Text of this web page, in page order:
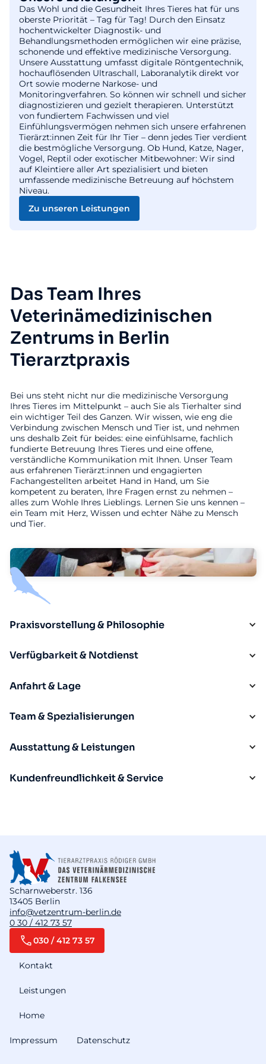
Das Wohl und die Gesundheit Ihres Tieres hat für uns
oberste Priorität – Tag für Tag! Durch den Einsatz
hochentwickelter Diagnostik- und
Behandlungsmethoden ermöglichen wir eine präzise,
schonende und effektive medizinische Versorgung.
Unsere Ausstattung umfasst digitale Röntgentechnik,
hochauflösenden Ultraschall, Laboranalytik direkt vor
Ort sowie moderne Narkose- und
Monitoringverfahren. So können wir schnell und sicher
diagnostizieren und gezielt therapieren. Unterstützt
von fundiertem Fachwissen und viel
Einfühlungsvermögen nehmen sich unsere erfahrenen
Tierärzt:innen Zeit für Ihr Tier – denn jedes Tier verdient
die bestmögliche Versorgung. Ob Hund, Katze, Nager,
Vogel, Reptil oder exotischer Mitbewohner: Wir sind
auf Kleintiere aller Art spezialisiert und bieten
umfassende medizinische Betreuung auf höchstem
Niveau.
Zu unseren Leistungen
Das Team Ihres
Veterinämedizinischen
Zentrums in Berlin
Tierarztpraxis
Bei uns steht nicht nur die medizinische Versorgung
Ihres Tieres im Mittelpunkt – auch Sie als Tierhalter sind
ein wichtiger Teil des Ganzen. Wir wissen, wie eng die
Verbindung zwischen Mensch und Tier ist, und nehmen
uns deshalb Zeit für beides: eine einfühlsame, fachlich
fundierte Betreuung Ihres Tieres und eine offene,
verständliche Kommunikation mit Ihnen. Unser Team
aus erfahrenen Tierärzt:innen und engagierten
Fachangestellten arbeitet Hand in Hand, um Sie
kompetent zu beraten, Ihre Fragen ernst zu nehmen –
alles zum Wohle Ihres Lieblings. Lernen Sie uns kennen –
ein Team mit Herz, Wissen und echter Nähe zu Mensch
und Tier.
Praxisvorstellung & Philosophie
Verfügbarkeit & Notdienst
Anfahrt & Lage
Team & Spezialisierungen
Ausstattung & Leistungen
Kundenfreundlichkeit & Service
Scharnweberstr. 136
13405 Berlin
info@vetzentrum-berlin.de
0 30 / 412 73 57
Home
Leistungen
Kontakt
030 / 412 73 57
Impressum Datenschutz